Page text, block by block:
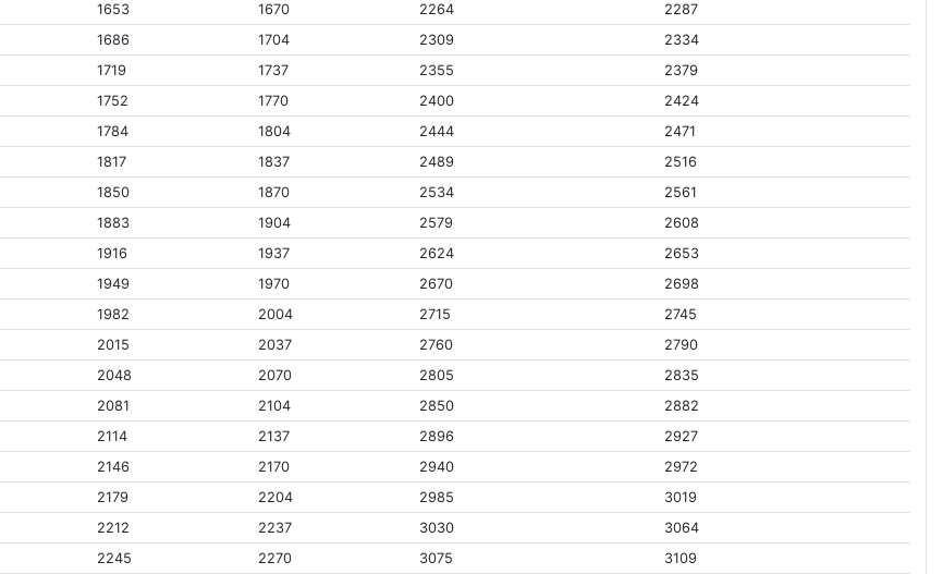
1653 1670 2264
2287
1686 1704 2309
2334
1719 1737 2355
2379
1752 1770 2400
2424
1784 1804 2444
2471
1817 1837 2489
2516
1850 1870 2534
2561
1883 1904 2579
2608
1916 1937 2624
2653
1949 1970 2670
2698
1982 2004 2715
2745
2015 2037 2760
2790
2048 2070 2805
2835
2081 2104 2850
2882
2114 2137 2896
2927
2146 2170 2940
2972
2179 2204 2985
3019
2212 2237 3030
3064
2245 2270 3075
3109